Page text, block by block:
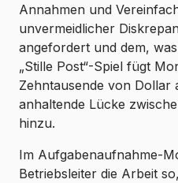
Annahmen und
unvermeidlicher
angefordert und dem,
„Stille Post“-Spiel fügt
Zehntausende von Dollar
anhaltende Lücke
hinzu.
Im Aufgabenaufnahme-
Betriebsleiter die Arbeit